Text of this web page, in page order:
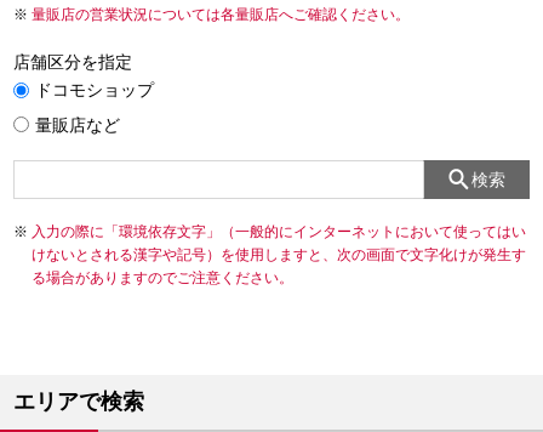
量販店の営業状況については各量販店へご確認ください。
店舗区分を指定
ドコモショップ
量販店など
検索
入力の際に「環境依存文字」（一般的にインターネットにおいて使ってはい
けないとされる漢字や記号）を使用しますと、次の画面で文字化けが発生す
る場合がありますのでご注意ください。
エリアで検索